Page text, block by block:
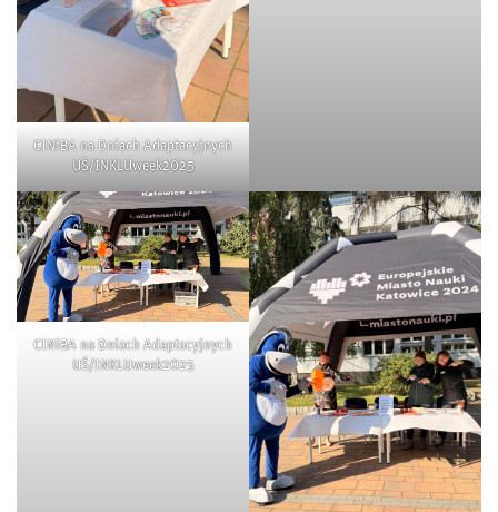
CINiBA na Dniach Adaptacyjnych
UŚ/INKLUweek2025
CINiBA na Dniach Adaptacyjnych
UŚ/INKLUweek2025